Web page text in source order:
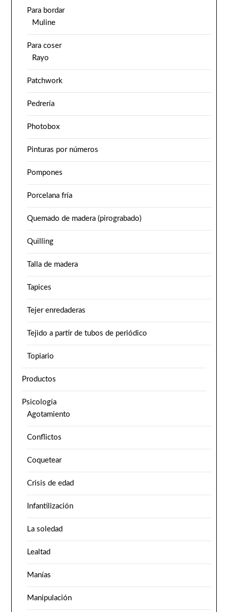
Para bordar
Muline
Para coser
Rayo
Patchwork
Pedrería
Photobox
Pinturas por números
Pompones
Porcelana fría
Quemado de madera (pirograbado)
Quilling
Talla de madera
Tapices
Tejer enredaderas
Tejido a partir de tubos de periódico
Topiario
Productos
Psicología
Agotamiento
Conflictos
Coquetear
Crisis de edad
Infantilización
La soledad
Lealtad
Manías
Manipulación